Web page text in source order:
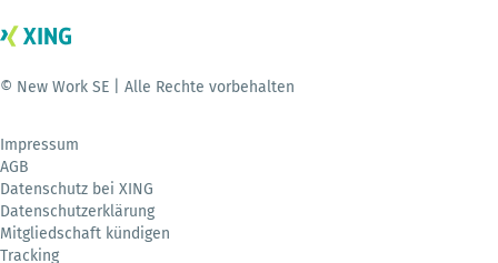
© New Work SE | Alle Rechte vorbehalten
Impressum
AGB
Datenschutz bei XING
Datenschutzerklärung
Mitgliedschaft kündigen
Tracking